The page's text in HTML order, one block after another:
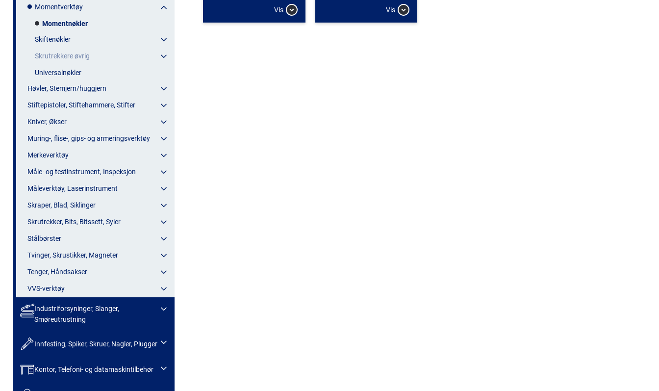
Momentverktøy
Momentnøkler
Skiftenøkler
Skrutrekkere øvrig
Universalnøkler
Høvler, Stemjern/huggjern
Stiftepistoler, Stiftehammere, Stifter
Kniver, Økser
Muring-, flise-, gips- og armeringsverktøy
Merkeverktøy
Måle- og testinstrument, Inspeksjon
Måleverktøy, Laserinstrument
Skraper, Blad, Siklinger
Skrutrekker, Bits, Bitssett, Syler
Stålbørster
Tvinger, Skrustikker, Magneter
Tenger, Håndsakser
VVS-verktøy
Industriforsyninger, Slanger,
Smøreutrustning
Innfesting, Spiker, Skruer, Nagler, Plugger
Kontor, Telefoni- og datamaskintilbehør
Vis Vis